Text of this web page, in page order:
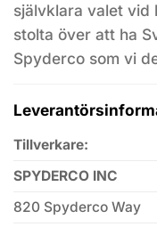
självklara valet vid
stolta över att ha
Spyderco som vi
Tillverkare:
SPYDERCO INC
820 Spyderco Way